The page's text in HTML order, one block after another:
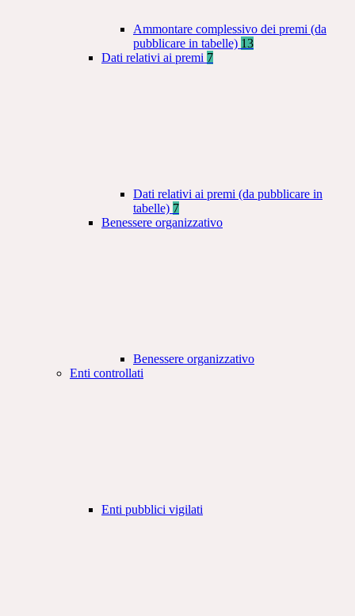
Ammontare complessivo dei premi (da
pubblicare in tabelle) 13
Dati relativi ai premi 7
Dati relativi ai premi (da pubblicare in
tabelle) 7
Benessere organizzativo
Benessere organizzativo
Enti controllati
Enti pubblici vigilati